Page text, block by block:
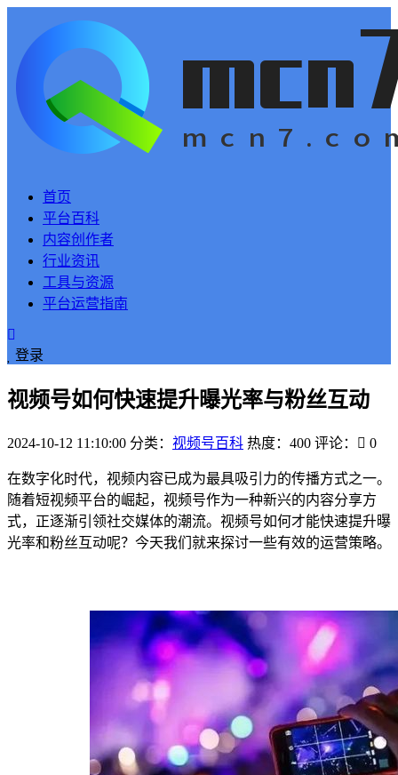
首页
平台百科
内容创作者
行业资讯
工具与资源
平台运营指南
登录
视频号如何快速提升曝光率与粉丝互动
2024-10-12 11:10:00 分类： 视频号百科 热度：400 评论： 0
在数字化时代，视频内容已成为最具吸引力的传播方式之一。
随着短视频平台的崛起，视频号作为一种新兴的内容分享方
式，正逐渐引领社交媒体的潮流。视频号如何才能快速提升曝
光率和粉丝互动呢？今天我们就来探讨一些有效的运营策略。